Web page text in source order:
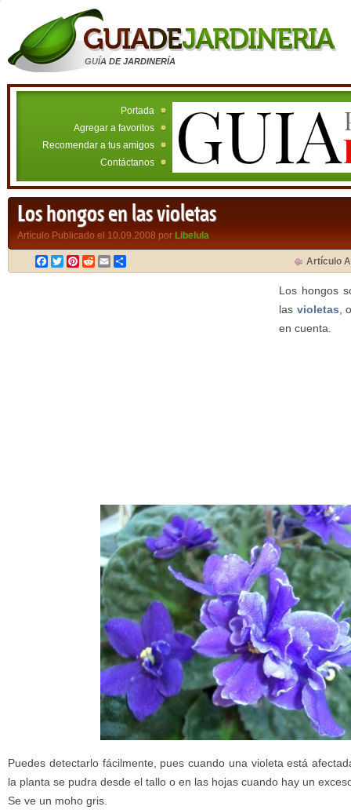
GUÍA DE JARDINERÍA
Portada
Agregar a favoritos
Recomendar a tus amigos
Contáctanos
Los hongos en las violetas
Artículo Publicado el 10.09.2008 por Libelula
Facebook
TwitterPinterest
RedditEmail Artículo
Los hongos
las violetas ,
en cuenta.
Puedes detectarlo fácilmente, pues cuando una violeta está
la planta se pudra desde el tallo o en las hojas cuando hay un
Se ve un moho gris.